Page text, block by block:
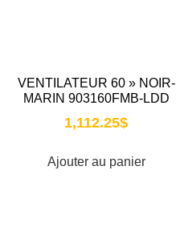
VENTILATEUR 60 » NOIR-
MARIN 903160FMB-LDD
1,112.25$
Ajouter au panier